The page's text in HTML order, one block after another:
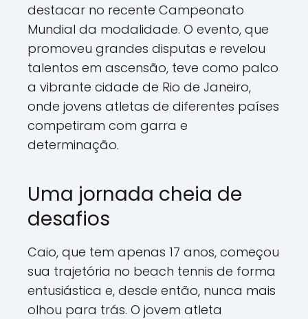
destacar no recente Campeonato
Mundial da modalidade. O evento, que
promoveu grandes disputas e revelou
talentos em ascensão, teve como palco
a vibrante cidade de Rio de Janeiro,
onde jovens atletas de diferentes países
competiram com garra e
determinação.
Uma jornada cheia de
desafios
Caio, que tem apenas 17 anos, começou
sua trajetória no beach tennis de forma
entusiástica e, desde então, nunca mais
olhou para trás. O jovem atleta